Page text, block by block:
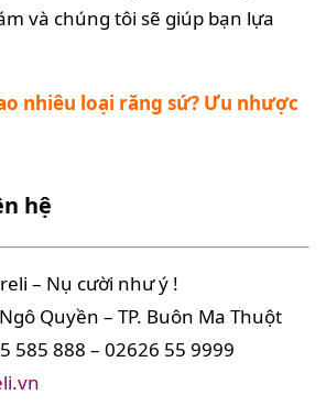
và chúng tôi sẽ giúp bạn lựa
nhiêu loại răng sứ? Ưu nhược
hệ
– Nụ cười như ý !
Quyền – TP. Buôn Ma Thuột
585 888 – 02626 55 9999